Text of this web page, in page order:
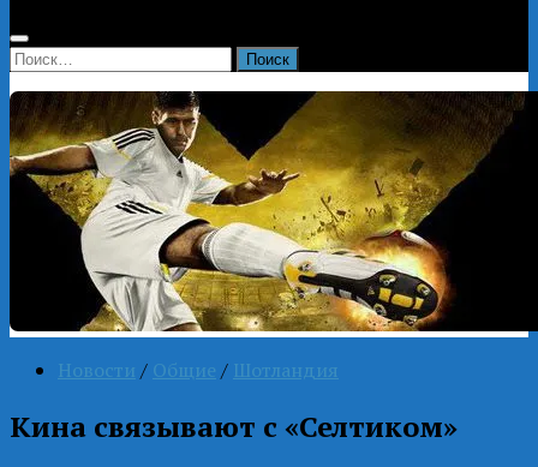
Найти:
Новости / Общие / Шотландия
Кина связывают с «Селтиком»